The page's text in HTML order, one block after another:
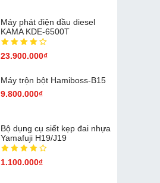
Máy phát điện dầu diesel
KAMA KDE-6500T
23.900.000₫
Máy trộn bột Hamiboss-B15
9.800.000₫
Bộ dụng cụ siết kẹp đai nhựa
Yamafuji H19/J19
1.100.000₫